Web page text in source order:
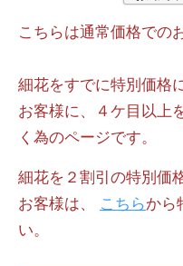
こちらは通常価格での
細花をすでに特別価格
お客様に、４ケ目以上
く為のページです。
細花を２割引の特別価
お客様は、
こちらから
い。